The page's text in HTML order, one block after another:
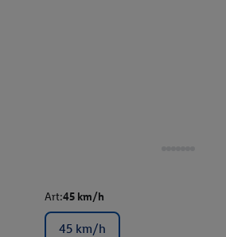
Art:45 km/h
45 km/h